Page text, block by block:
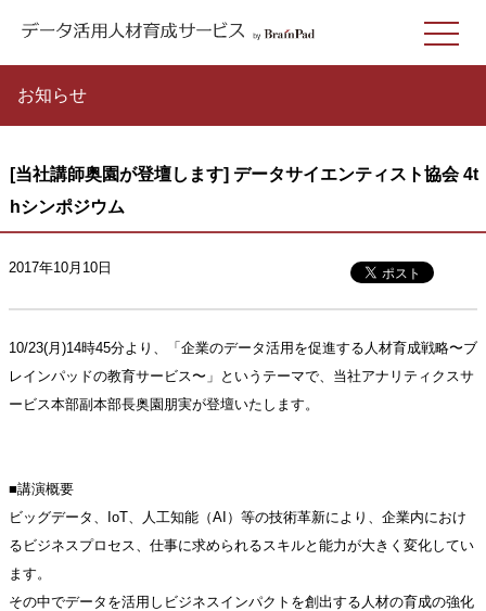
お知らせ
[当社講師奥園が登壇します] データサイエンティスト協会 4t
hシンポジウム
2017年10月10日
10/23(月)14時45分より、「企業のデータ活用を促進する人材育成戦略〜ブ
レインパッドの教育サービス〜」というテーマで、当社アナリティクスサ
ービス本部副本部長奥園朋実が登壇いたします。
■講演概要
ビッグデータ、IoT、人工知能（AI）等の技術革新により、企業内におけ
るビジネスプロセス、仕事に求められるスキルと能力が大きく変化してい
ます。
その中でデータを活用しビジネスインパクトを創出する人材の育成の強化